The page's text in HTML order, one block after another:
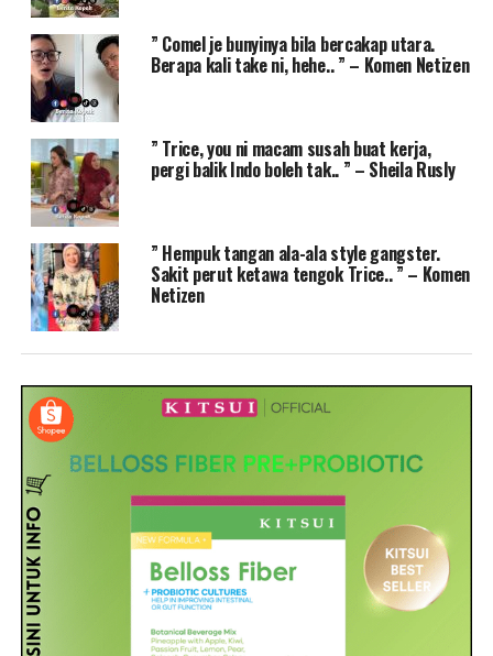
” Comel je bunyinya bila bercakap utara.
Berapa kali take ni, hehe.. ” – Komen Netizen
” Trice, you ni macam susah buat kerja,
pergi balik Indo boleh tak.. ” – Sheila Rusly
” Hempuk tangan ala-ala style gangster.
Sakit perut ketawa tengok Trice.. ” – Komen
Netizen